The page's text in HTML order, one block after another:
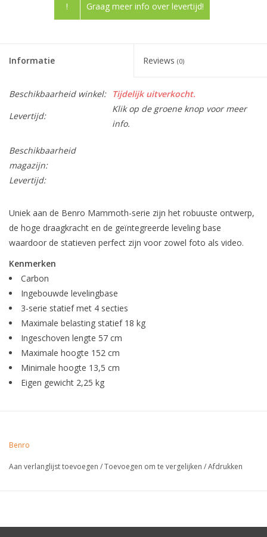
! Graag meer info over levertijd!
Informatie Reviews (0)
Beschikbaarheid winkel:
Tijdelijk uitverkocht.
Levertijd:
Klik op de groene knop voor meer
info.
Beschikbaarheid
magazijn:
Levertijd:
Uniek aan de Benro Mammoth-serie zijn het robuuste ontwerp,
de hoge draagkracht en de geïntegreerde leveling base
waardoor de statieven perfect zijn voor zowel foto als video.
Kenmerken
Carbon
Ingebouwde levelingbase
3-serie statief met 4 secties
Maximale belasting statief 18 kg
Ingeschoven lengte 57 cm
Maximale hoogte 152 cm
Minimale hoogte 13,5 cm
Eigen gewicht 2,25 kg
Benro
Aan verlanglijst toevoegen /Toevoegen om te vergelijken /Afdrukken